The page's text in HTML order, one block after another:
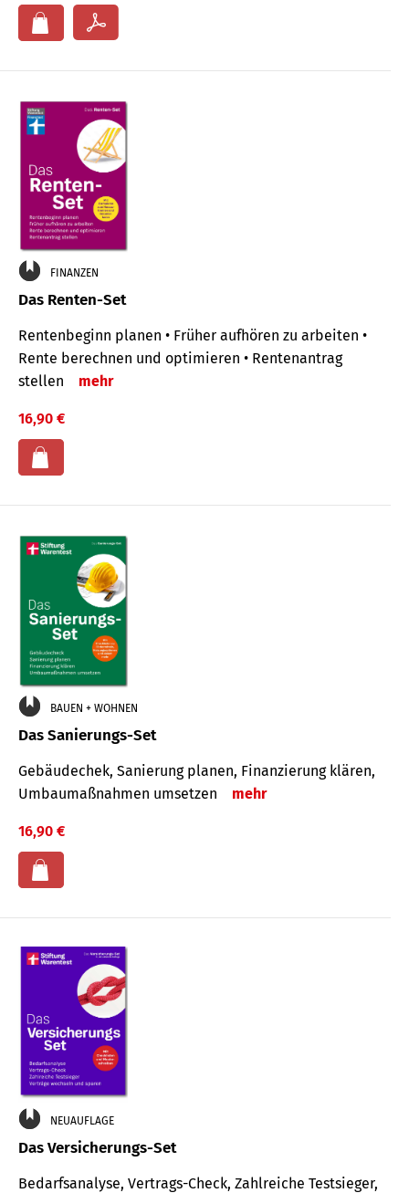
FINANZEN
Das Renten-Set
Rentenbeginn planen • Früher aufhören zu arbeiten •
Rente berechnen und optimieren • Rentenantrag
stellen
mehr
16,90 €
BAUEN + WOHNEN
Das Sanierungs-Set
Gebäudechek, Sanierung planen, Finanzierung klären,
Umbaumaßnahmen umsetzen
mehr
16,90 €
NEUAUFLAGE
Das Versicherungs-Set
Bedarfsanalyse, Vertrags-Check, Zahlreiche Testsieger,